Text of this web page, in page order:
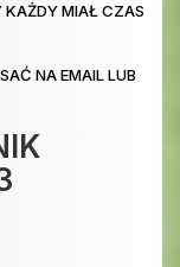
KAŻDY MIAŁ CZAS
NA EMAIL LUB